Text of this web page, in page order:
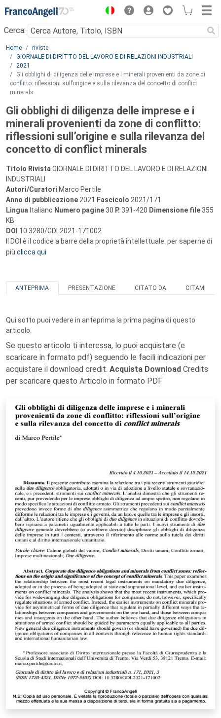
Menu
Cerca:
Main content
Home
riviste
GIORNALE DI DIRITTO DEL LAVORO E DI RELAZIONI INDUSTRIALI
2021
Gli obblighi di diligenza delle imprese e i minerali provenienti da zone di
conflitto: riflessioni sull’origine e sulla rilevanza del concetto di conflict
minerals
Gli obblighi di diligenza delle imprese e i
minerali provenienti da zone di conflitto:
riflessioni sull’origine e sulla rilevanza del
concetto di conflict minerals
Titolo Rivista GIORNALE DI DIRITTO DEL LAVORO E DI RELAZIONI
INDUSTRIALI
Autori/Curatori Marco Pertile
Anno di pubblicazione 2021 Fascicolo 2021/171
Lingua Italiano Numero pagine 30 P. 391-420 Dimensione file 355
KB
DOI 10.3280/GDL2021-171002
Il DOI è il codice a barre della proprietà intellettuale: per saperne di
più clicca qui
ANTEPRIMA PRESENTAZIONE CITATO DA CITAMI
Qui sotto puoi vedere in anteprima la prima pagina di questo
articolo.
Se questo articolo ti interessa, lo puoi acquistare (e
scaricare in formato pdf) seguendo le facili indicazioni per
acquistare il download credit. Acquista Download Credits
per scaricare questo Articolo in formato PDF